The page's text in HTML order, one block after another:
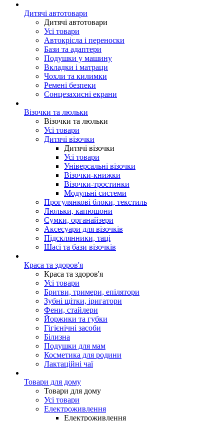
Дитячі автотовари
Дитячі автотовари
Усі товари
Автокрісла і переноски
Бази та адаптери
Подушки у машину
Вкладки і матраци
Чохли та килимки
Ремені безпеки
Сонцезахисні екрани
Візочки та люльки
Візочки та люльки
Усі товари
Дитячі візочки
Дитячі візочки
Усі товари
Універсальні візочки
Візочки-книжки
Візочки-тростинки
Модульні системи
Прогулянкові блоки, текстиль
Люльки, капюшони
Сумки, органайзери
Аксесуари для візочків
Підсклянники, таці
Шасі та бази візочків
Краса та здоров'я
Краса та здоров'я
Усі товари
Бритви, тримери, епілятори
Зубні щітки, іригатори
Фени, стайлери
Йоржики та губки
Гігієнічні засоби
Білизна
Подушки для мам
Косметика для родини
Лактаційні чаї
Товари для дому
Товари для дому
Усі товари
Електроживлення
Електроживлення